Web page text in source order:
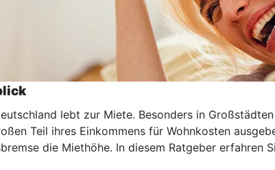
lebt zur Miete. Besonders in
Teil ihres Einkommens für Wohnkosten
die Miethöhe. In diesem Ratgeber erfahren